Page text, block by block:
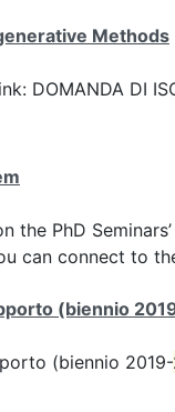
Methods
DOMANDA DI
PhD
can connect to
(biennio
(biennio 2019-